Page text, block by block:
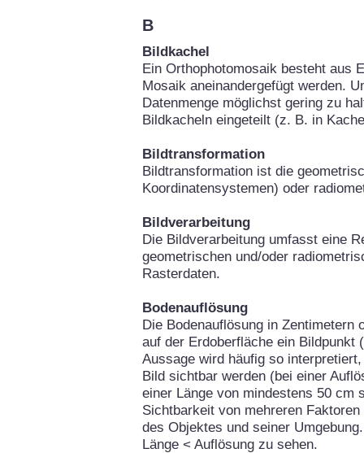
B
Bildkachel
Ein Orthophotomosaik besteht aus
Mosaik aneinandergefügt werden.
Datenmenge möglichst gering zu
Bildkacheln eingeteilt (z. B. in
Bildtransformation
Bildtransformation ist die
Koordinatensystemen) oder
Bildverarbeitung
Die Bildverarbeitung umfasst eine
geometrischen und/oder
Rasterdaten.
Bodenauflösung
Die Bodenauflösung in Zentimetern
auf der Erdoberfläche ein Bildpunkt
Aussage wird häufig so
Bild sichtbar werden (bei einer
einer Länge von mindestens 50 cm
Sichtbarkeit von mehreren
des Objektes und seiner
Länge < Auflösung zu sehen.